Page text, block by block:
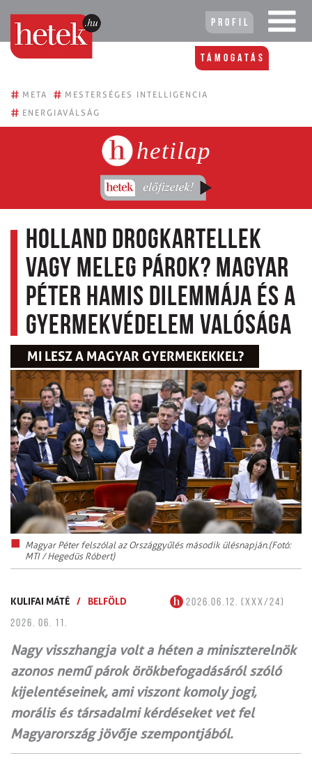
Profil
Támogatás
# META # MESTERSÉGES INTELLIGENCIA
# ENERGIAVÁLSÁG
hetilap
Holland drogkartellek
vagy meleg párok? Magyar
Péter hamis dilemmája és a
gyermekvédelem valósága
MI LESZ A MAGYAR GYERMEKEKKEL?
Magyar Péter felszólal az Országgyűlés második ülésnapján.(Fotó:
MTI / Hegedüs Róbert)
KULIFAI MÁTÉ / BELFÖLD
2026.06.12. (XXX/24)
2026. 06. 11.
Nagy visszhangja volt a héten a miniszterelnök
azonos nemű párok örökbefogadásáról szóló
kijelentéseinek, ami viszont komoly jogi,
morális és társadalmi kérdéseket vet fel
Magyarország jövője szempontjából.